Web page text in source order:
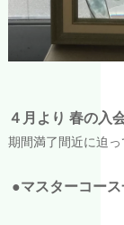
４月より 春の入
期間満了間近に迫っ
●マスターコー